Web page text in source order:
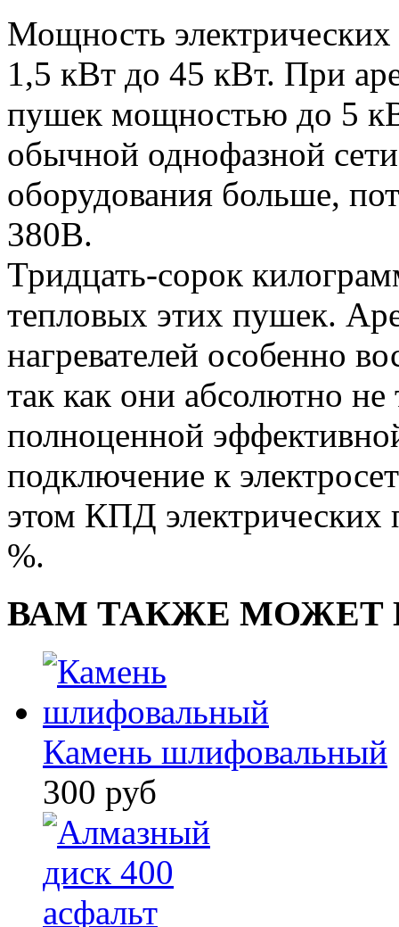
Мощность
1,5 кВт до 45 кВт. При
пушек мощностью до 5
обычной однофазной
оборудования больше,
380В.
Тридцать-сорок
тепловых этих пушек.
нагревателей особенно
так как они абсолютно
полноценной
подключение к
этом КПД электрических
%.
ВАМ ТАКЖЕ МОЖЕТ
Камень шлифовальный
300 руб